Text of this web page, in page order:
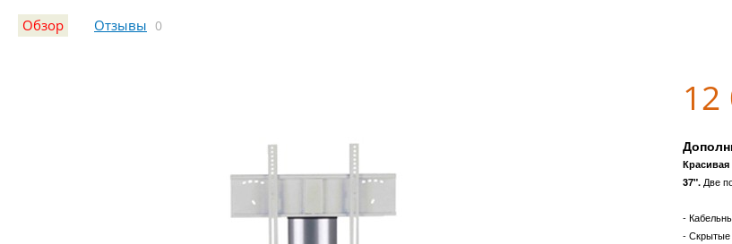
Обзор Отзывы 0
37".Две
-
- Скрытые